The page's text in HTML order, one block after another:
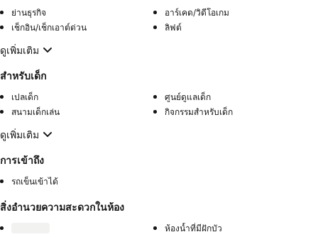
ย่านธุรกิจ
อาร์เคด/วิดีโอเกม
เช็กอิน/เช็กเอาต์ด่วน
ลิฟต์
ดูเพิ่มเติม
สำหรับเด็ก
เปลเด็ก
ศูนย์ดูแลเด็ก
สนามเด็กเล่น
กิจกรรมสำหรับเด็ก
ดูเพิ่มเติม
การเข้าถึง
รถเข็นเข้าได้
สิ่งอำนวยความสะดวกในห้อง
ห้องน้ำที่มีฝักบัว